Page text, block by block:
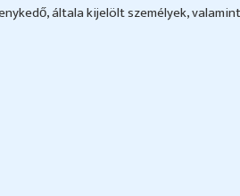
általa kijelölt személyek,